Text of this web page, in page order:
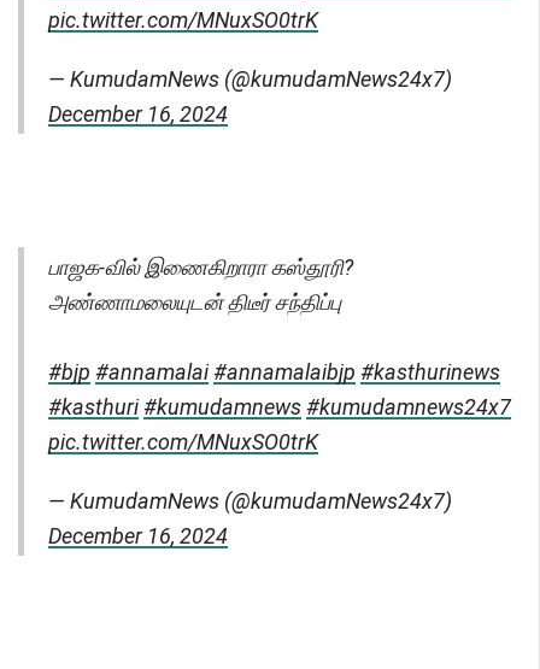
pic.twitter.com/MNuxSO0trK
— KumudamNews (@kumudamNews24x7)
December 16, 2024
பாஜக-வில் இணைகிறாரா கஸ்தூரி?
அண்ணாமலையுடன் திடீர் சந்திப்பு
#bjp #annamalai#annamalaibjp #kasthurinews
#kasthuri#kumudamnews#kumudamnews24x7
pic.twitter.com/MNuxSO0trK
— KumudamNews (@kumudamNews24x7)
December 16, 2024